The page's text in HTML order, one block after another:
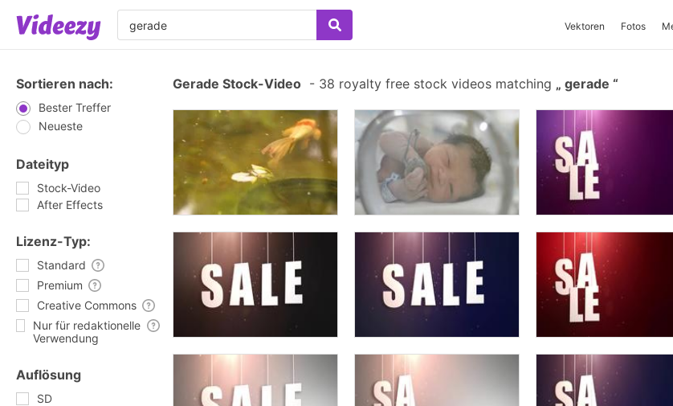
Vektoren Fotos
Sortieren nach:
Bester Treffer
Neueste
Dateityp
Stock-Video
After Effects
Lizenz-Typ:
Standard
Premium
Creative Commons
Nur für redaktionelle
Verwendung
Auflösung
SD
Gerade Stock-Video - 38 royalty free stock videos matching gerade